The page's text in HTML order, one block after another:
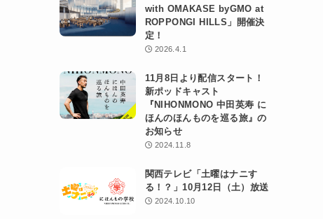
with OMAKASE byGMO at
ROPPONGI HILLS」開催決
定！
2026.4.1
11月8日より配信スタート！
新ポッドキャスト
『NIHONMONO 中田英寿 に
ほんのほんものを巡る旅』の
お知らせ
2024.11.8
関西テレビ「土曜はナニす
る！？」10月12日（土）放送
2024.10.10